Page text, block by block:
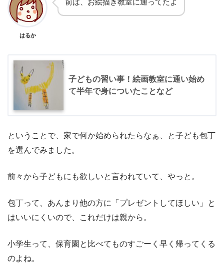
はるか
子どもの習い事！絵画教室に通い始め
て半年で身についたことなど
ということで、家で何か始められたらなぁ、と子ども包丁
を選んでみました。
前々から子どもにも欲しいと言われていて、やっと。
包丁って、あんまり他の方に「プレゼントしてほしい」と
はいいにくいので、これだけは親から。
小学生って、保育園と比べてものすごーく早く帰ってくる
のよね。